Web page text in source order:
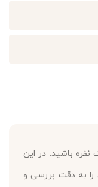
باشید. در این
به دقت بررسی و